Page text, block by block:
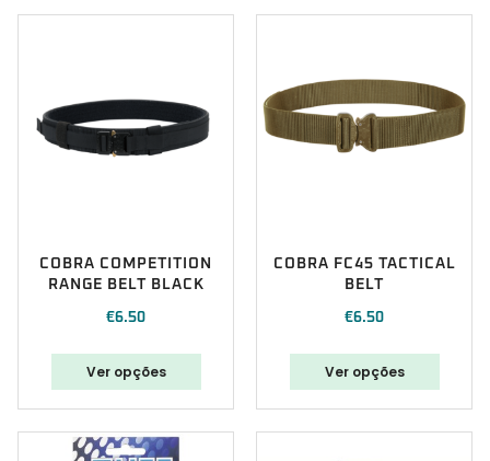
COBRA COMPETITION
RANGE BELT BLACK
€6.50
Ver opções
COBRA FC45 TACTICAL
BELT
€6.50
Ver opções